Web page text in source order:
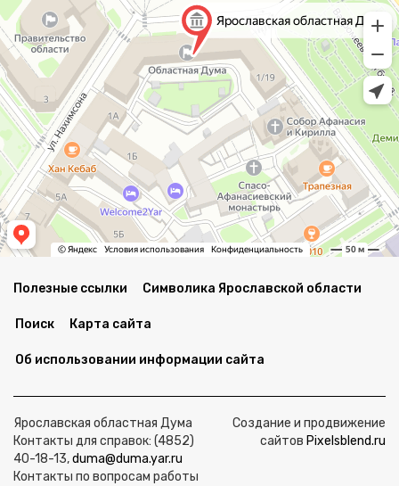
Полезные ссылки Символика Ярославской области
Поиск Карта сайта
Об использовании информации сайта
Ярославская областная Дума
Контакты для справок: (4852)
40-18-13,duma@duma.yar.ru
Контакты по вопросам работы
Создание и продвижение
сайтов Pixelsblend.ru